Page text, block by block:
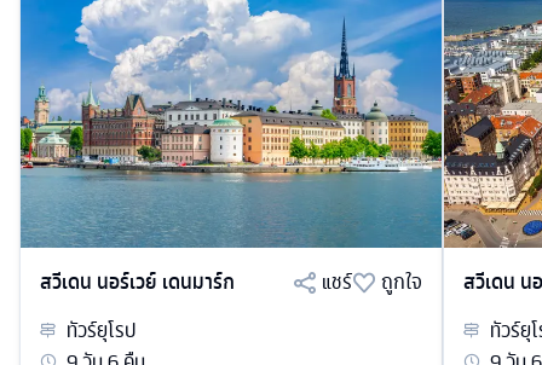
สวีเดน นอร์เวย์ เดนมาร์ก แชร์
ถูกใจ
ทัวร์ยุโรป
สวีเดน น
ทัวร์ยุ